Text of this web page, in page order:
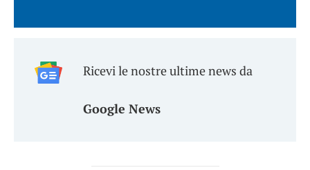
Ricevi le nostre ultime news da
Google News